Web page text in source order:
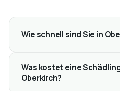
Wie schnell sind Sie in
Was kostet eine
Oberkirch?